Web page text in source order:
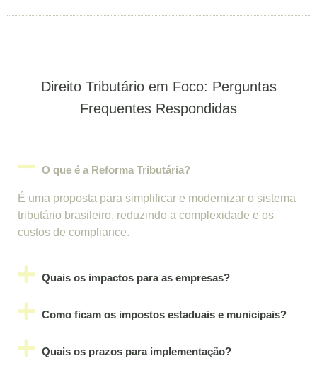
Direito Tributário em Foco: Perguntas
Frequentes Respondidas
O que é a Reforma Tributária?
É uma proposta para simplificar e modernizar o sistema
tributário brasileiro, reduzindo a complexidade e os
custos de compliance.
Quais os impactos para as empresas?
Como ficam os impostos estaduais e municipais?
Quais os prazos para implementação?